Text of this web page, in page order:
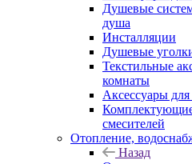
Душевые
душа
Инсталляции
Душевые
Текстильные
комнаты
Аксессуары
смесителей
Отопление,
Назад